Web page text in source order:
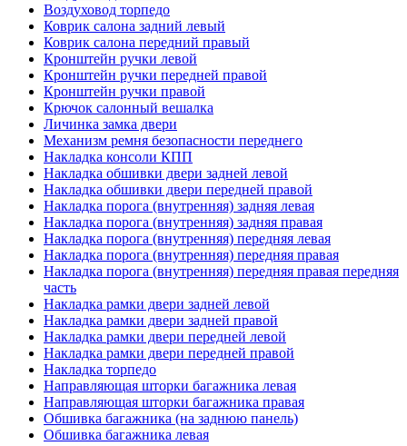
Воздуховод торпедо
Коврик салона задний левый
Коврик салона передний правый
Кронштейн ручки левой
Кронштейн ручки передней правой
Кронштейн ручки правой
Крючок салонный вешалка
Личинка замка двери
Механизм ремня безопасности переднего
Накладка консоли КПП
Накладка обшивки двери задней левой
Накладка обшивки двери передней правой
Накладка порога (внутренняя) задняя левая
Накладка порога (внутренняя) задняя правая
Накладка порога (внутренняя) передняя левая
Накладка порога (внутренняя) передняя правая
Накладка порога (внутренняя) передняя правая передняя
часть
Накладка рамки двери задней левой
Накладка рамки двери задней правой
Накладка рамки двери передней левой
Накладка рамки двери передней правой
Накладка торпедо
Направляющая шторки багажника левая
Направляющая шторки багажника правая
Обшивка багажника (на заднюю панель)
Обшивка багажника левая